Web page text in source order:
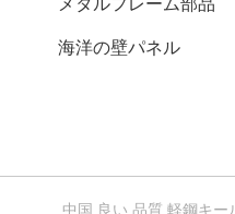
メタルフレーム部品
海洋の壁パネル
中国 良い 品質 軽鋼キー